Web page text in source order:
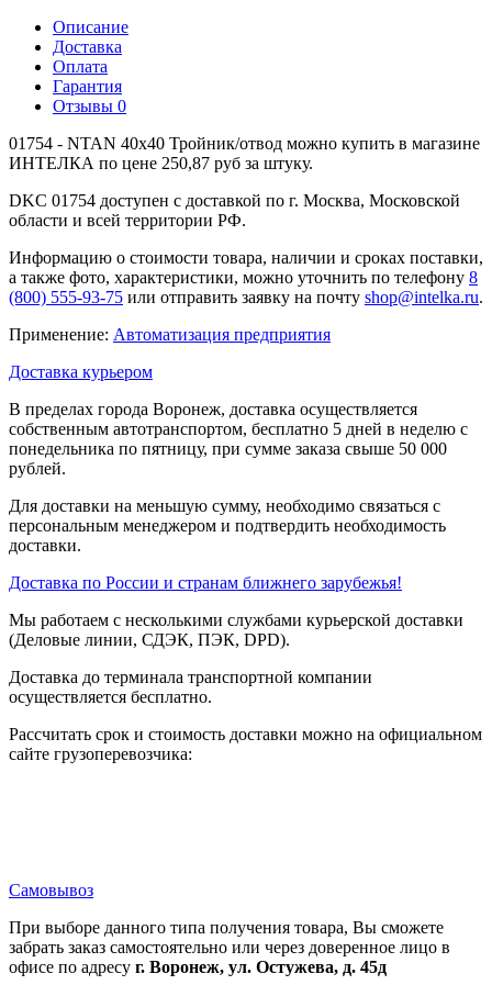
Описание
Доставка
Оплата
Гарантия
Отзывы 0
01754 - NTAN 40x40 Тройник/отвод можно купить в магазине
ИНТЕЛКА по цене 250,87 руб за штуку.
DKC 01754 доступен с доставкой по г. Москва, Московской
области и всей территории РФ.
Информацию о стоимости товара, наличии и сроках поставки,
а также фото, характеристики, можно уточнить по телефону 8
(800) 555-93-75 или отправить заявку на почту shop@intelka.ru.
Применение: Автоматизация предприятия
Доставка курьером
В пределах города Воронеж, доставка осуществляется
собственным автотранспортом, бесплатно 5 дней в неделю с
понедельника по пятницу, при сумме заказа свыше 50 000
рублей.
Для доставки на меньшую сумму, необходимо связаться с
персональным менеджером и подтвердить необходимость
доставки.
Доставка по России и странам ближнего зарубежья!
Мы работаем с несколькими службами курьерской доставки
(Деловые линии, СДЭК, ПЭК, DPD).
Доставка до терминала транспортной компании
осуществляется бесплатно.
Рассчитать срок и стоимость доставки можно на официальном
сайте грузоперевозчика:
Самовывоз
При выборе данного типа получения товара, Вы сможете
забрать заказ самостоятельно или через доверенное лицо в
офисе по адресу г. Воронеж, ул. Остужева, д. 45д